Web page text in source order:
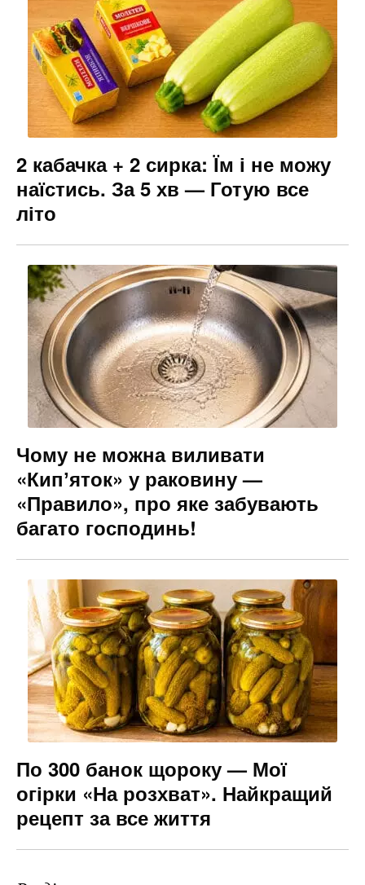
2 кабачка + 2 сирка: Їм і не можу
наїстись. За 5 хв — Готую все
літо
Чому не можна виливати
«Кипʼяток» у раковину —
«Правило», про яке забувають
багато господинь!
По 300 банок щороку — Мої
огірки «На розхват». Найкращий
рецепт за все життя